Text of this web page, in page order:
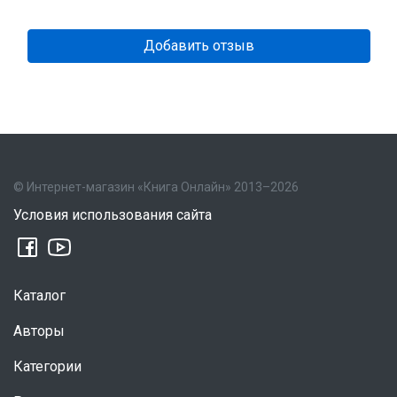
Добавить отзыв
© Интернет-магазин «Книга Онлайн» 2013–2026
Условия использования сайта
Каталог
Авторы
Категории